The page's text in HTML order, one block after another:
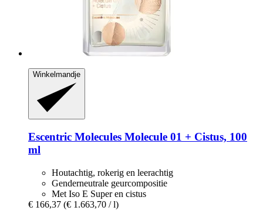
Winkelmandje
Escentric Molecules Molecule 01 + Cistus, 100
ml
Houtachtig, rokerig en leerachtig
Genderneutrale geurcompositie
Met Iso E Super en cistus
€ 166,37 (€ 1.663,70 / l)